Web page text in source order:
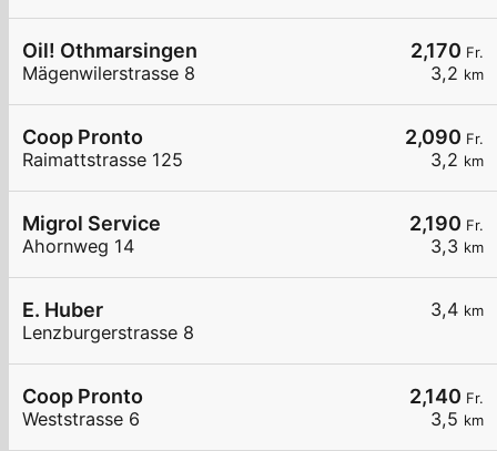
2,170 Fr.
3,2 km
Oil! Othmarsingen
Mägenwilerstrasse 8
2,090 Fr.
3,2 km
Coop Pronto
Raimattstrasse 125
2,190 Fr.
3,3 km
Migrol Service
Ahornweg 14
3,4 km
E. Huber
Lenzburgerstrasse 8
2,140 Fr.
3,5 km
Coop Pronto
Weststrasse 6